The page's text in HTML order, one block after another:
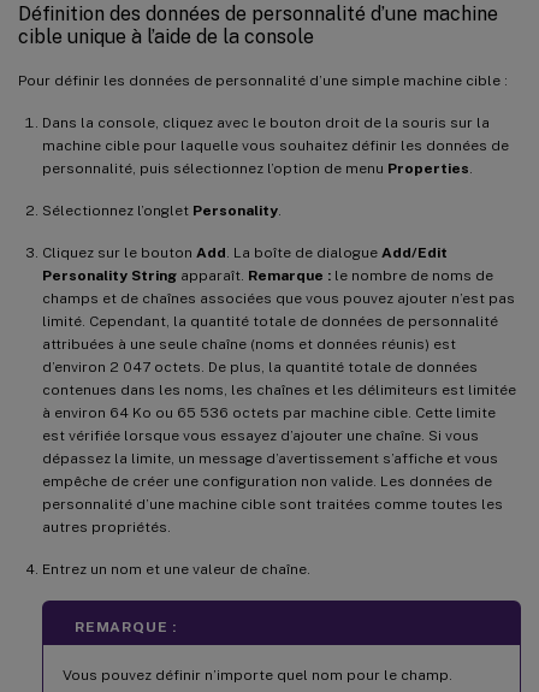
Définition des données de personnalité d’une machine
cible unique à l’aide de la console
Pour définir les données de personnalité d’une simple machine cible :
Dans la console, cliquez avec le bouton droit de la souris sur la
machine cible pour laquelle vous souhaitez définir les données de
personnalité, puis sélectionnez l’option de menu Properties
Sélectionnez l’onglet Personality
Cliquez sur le bouton Add . La boîte de dialogue Add/Edit
Personality String apparaît. Remarque : le nombre de noms de
champs et de chaînes associées que vous pouvez ajouter n’est pas
limité. Cependant, la quantité totale de données de personnalité
attribuées à une seule chaîne (noms et données réunis) est
d’environ 2 047 octets. De plus, la quantité totale de données
contenues dans les noms, les chaînes et les délimiteurs est limitée
à environ 64 Ko ou 65 536 octets par machine cible. Cette limite
est vérifiée lorsque vous essayez d’ajouter une chaîne. Si vous
dépassez la limite, un message d’avertissement s’affiche et vous
empêche de créer une configuration non valide. Les données de
personnalité d’une machine cible sont traitées comme toutes les
autres propriétés.
Entrez un nom et une valeur de chaîne.
REMARQUE :
Vous pouvez définir n’importe quel nom pour le champ.